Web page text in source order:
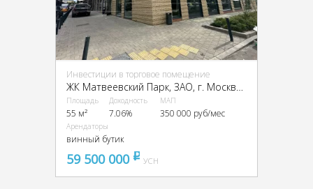
Инвестиции в торговое помещение
Площадь
55 м²
Доходность
7.06%
МАП
350 000 руб/мес
Арендаторы
винный бутик
59 500 000 pуб
УСН